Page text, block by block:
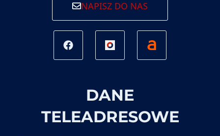
NAPISZ DO NAS
DANE
TELEADRESOWE